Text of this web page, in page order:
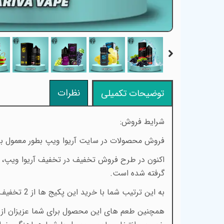
توضیحات تکمیلی نظرات
شرایط فروش:
فروش محصولات در سایت آریوا ویپ بطور معمول
اکنون در طرح فروش تخفیف در تخفیف آریوا ویپ،
گرفته شده است.
به این ترتیب شما با خرید این پکیج ها از 2 تخفیف ویژه بهره مند خواهید شد.
همچنین طعم های این محصول برای شما عزیزان از